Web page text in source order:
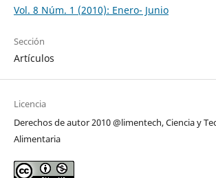
Vol. 8 Núm. 1 (2010): Enero- Junio
Sección
Artículos
Licencia
Derechos de autor 2010 @limentech, Ciencia y
Alimentaria